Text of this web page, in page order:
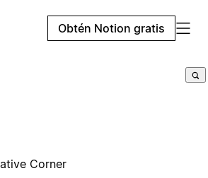
Obtén Notion gratis
Corner